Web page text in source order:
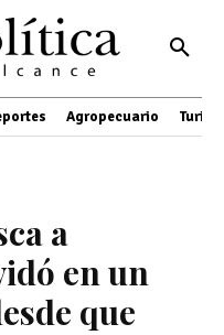
Agropecuario
a
en un
que